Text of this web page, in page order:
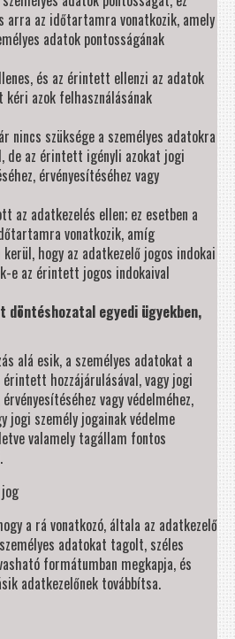
arra az időtartamra vonatkozik, amely
adatok pontosságának
és az érintett ellenzi az adatok
azok felhasználásának
nincs szüksége a személyes adatokra
de az érintett igényli azokat jogi
érvényesítéséhez vagy
az adatkezelés ellen; ez esetben a
vonatkozik, amíg
hogy az adatkezelő jogos indokai
e az érintett jogos indokaival
döntéshozatal egyedi ügyekben,
alá esik, a személyes adatokat a
hozzájárulásával, vagy jogi
vagy védelméhez,
jogi személy jogainak védelme
valamely tagállam fontos
a rá vonatkozó, általa az adatkezelő
adatokat tagolt, széles
formátumban megkapja, és
adatkezelőnek továbbítsa.